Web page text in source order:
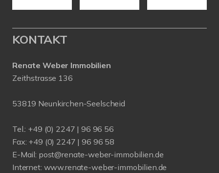
KONTAKT
Renate Weber Immobilien
Zeithstrasse 136
53819 Neunkirchen-Seelscheid
Tel.: +49 (0) 2247 | 96 96 56
Fax: +49 (0) 2247 | 96 96 58
E-Mail: post@renate-weber-immobilien.de
Internet: www.renate-weber-immobilien.de